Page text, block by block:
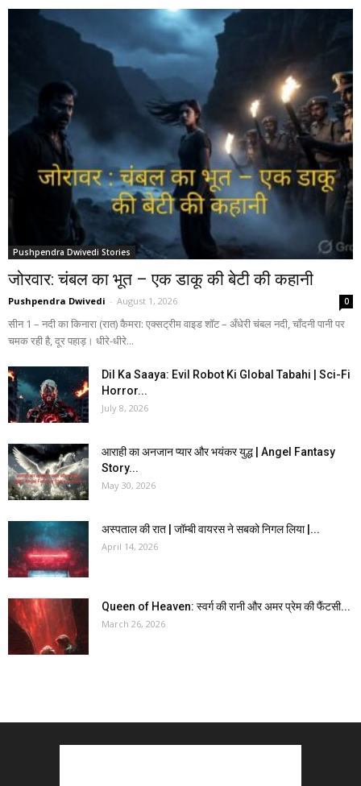
Pushpendra Dwivedi Stories
जोरवार: चंबल का भूत – एक डाकू की बेटी की कहानी
Pushpendra Dwivedi - August 1, 2026 0
सीन 1 – नदी का किनारा (रात) कैमरा: एक्सट्रीम वाइड शॉट – अँधेरी चंबल नदी, चाँदनी पानी पर
चमक रही है, दूर पहाड़। धीरे-धीरे...
Dil Ka Saaya: Evil Robot Ki Global Tabahi | Sci-Fi
Horror...
July 8, 2026
आराही का अनजान प्यार और भयंकर युद्ध | Angel Fantasy
Story...
May 30, 2026
अस्पताल की रात | जॉम्बी वायरस ने सबको निगल लिया |...
April 14, 2026
Queen of Heaven: स्वर्ग की रानी और अमर प्रेम की फैंटसी...
March 26, 2026